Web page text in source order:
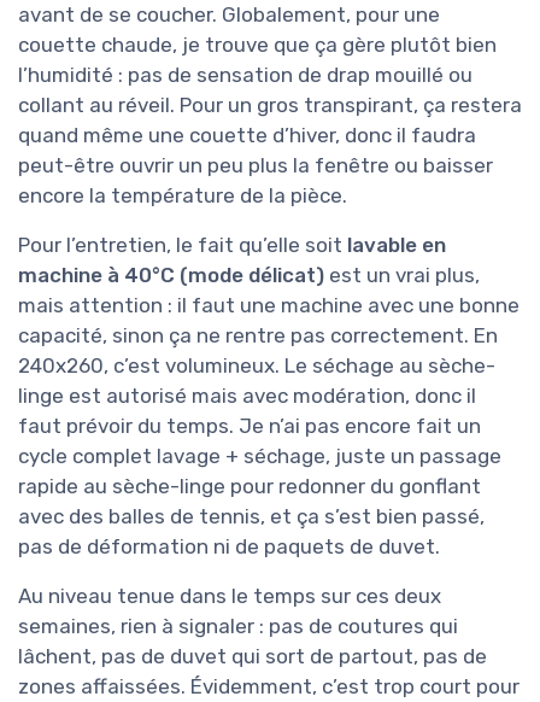
avant de se coucher. Globalement, pour une
couette chaude, je trouve que ça gère plutôt bien
l’humidité : pas de sensation de drap mouillé ou
collant au réveil. Pour un gros transpirant, ça restera
quand même une couette d’hiver, donc il faudra
peut-être ouvrir un peu plus la fenêtre ou baisser
encore la température de la pièce.
Pour l’entretien, le fait qu’elle soit lavable en
machine à 40°C (mode délicat) est un vrai plus,
mais attention : il faut une machine avec une bonne
capacité, sinon ça ne rentre pas correctement. En
240x260, c’est volumineux. Le séchage au sèche-
linge est autorisé mais avec modération, donc il
faut prévoir du temps. Je n’ai pas encore fait un
cycle complet lavage + séchage, juste un passage
rapide au sèche-linge pour redonner du gonflant
avec des balles de tennis, et ça s’est bien passé,
pas de déformation ni de paquets de duvet.
Au niveau tenue dans le temps sur ces deux
semaines, rien à signaler : pas de coutures qui
lâchent, pas de duvet qui sort de partout, pas de
zones affaissées. Évidemment, c’est trop court pour